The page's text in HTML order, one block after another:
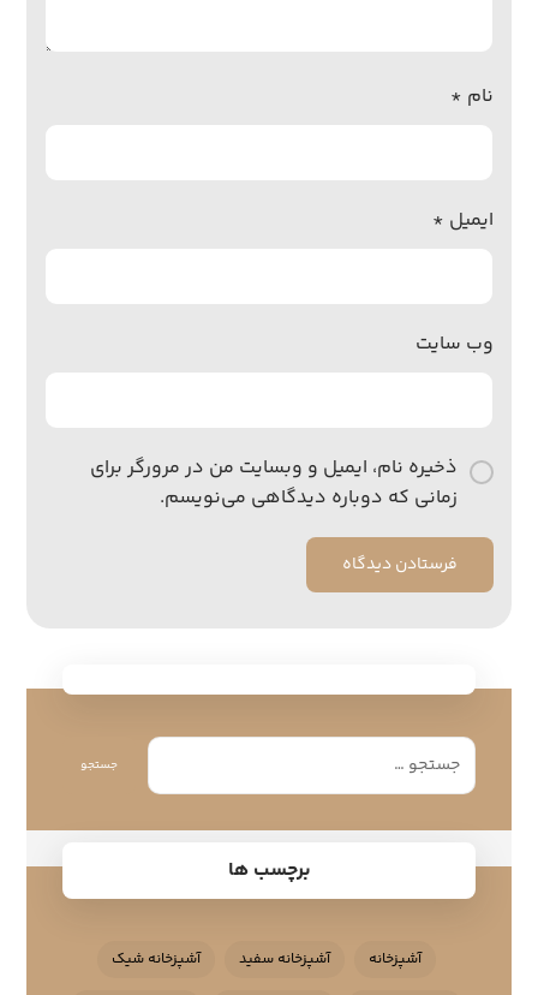
نام *
ایمیل *
وب‌ سایت
ذخیره نام، ایمیل و وبسایت من در مرورگر برای
زمانی که دوباره دیدگاهی می‌نویسم.
فرستادن دیدگاه
جستجو
برچسب ها
آشپزخانه آشپزخانه سفید آشپزخانه شیک